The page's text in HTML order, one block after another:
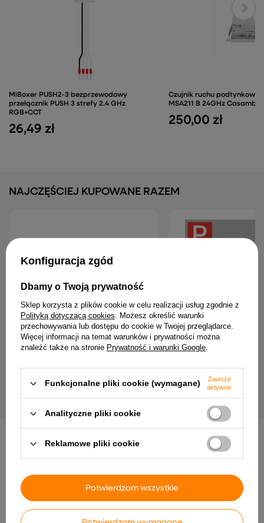
MiBoxer PUSH2-3 bezprzewodowy
przełącznik PUSH 3 strefy 2.4 GHz
RGB+CCT
26,49 zł
Czujnik ruchu podtynkowy
MSA211 B 24GHz Casambi
250,00 zł
NAJCZĘŚCIEJ KUPOWANE RAZEM
Merrytek MSA017D IR podtynkowy
123,46 zł
PrimoLight Taśma LED
39,99 zł
INNE PRODUKTY PRODUCENTA
Konfiguracja zgód
Dbamy o Twoją prywatność
Sklep korzysta z plików cookie w celu realizacji usług zgodnie z
Polityką dotyczącą cookies. Możesz określić warunki
przechowywania lub dostępu do cookie w Twojej przeglądarce.
Więcej informacji na temat warunków i prywatności można
znaleźć także na stronie Prywatność i warunki Google.
Funkcjonalne pliki cookie (wymagane)
Zawsze
aktywne
Analityczne pliki cookie
Reklamowe pliki cookie
Potwierdzam wszystkie